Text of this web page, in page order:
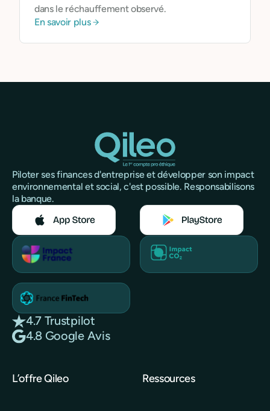
dans le réchauffement observé.
En savoir plus
Piloter ses finances d'entreprise et développer son impact
environnemental et social, c'est possible. Responsabilisons
la banque.
4.7 Trustpilot
4.8 Google Avis
L’offre Qileo Ressources